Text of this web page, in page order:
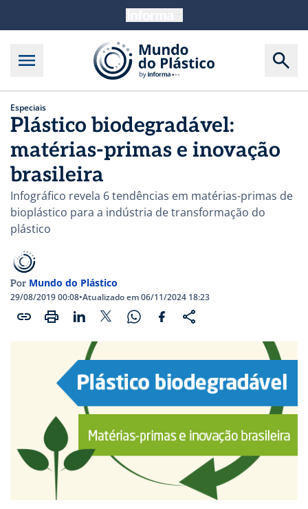
Especiais
Plástico biodegradável:
matérias-primas e inovação
brasileira
Infográfico revela 6 tendências em matérias-primas de
bioplástico para a indústria de transformação do
plástico
Por Mundo do Plástico
29/08/2019 00:08•Atualizado em 06/11/2024 18:23